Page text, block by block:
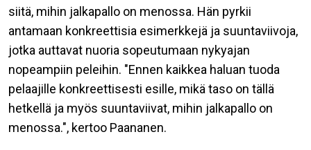
siitä, mihin jalkapallo on menossa. Hän pyrkii
antamaan konkreettisia esimerkkejä ja suuntaviivoja,
jotka auttavat nuoria sopeutumaan nykyajan
nopeampiin peleihin. "Ennen kaikkea haluan tuoda
pelaajille konkreettisesti esille, mikä taso on tällä
hetkellä ja myös suuntaviivat, mihin jalkapallo on
menossa.", kertoo Paananen.